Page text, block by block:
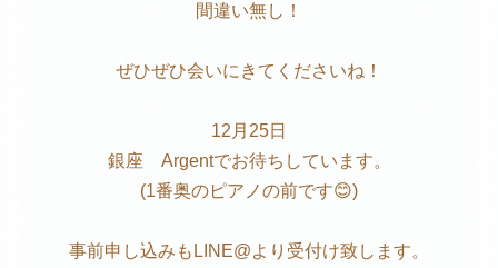
間違い無し！
ぜひぜひ会いにきてくださいね！
12月25日
銀座 Argentでお待ちしています。
(1番奥のピアノの前です😊)
事前申し込みもLINE@より受付け致します。